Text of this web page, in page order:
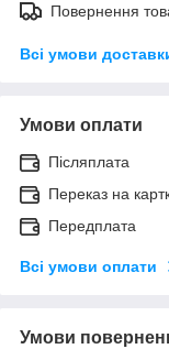
Повернення
Всі умови
Умови оплати
Післяплата
Переказ на
Передплата
Всі умови оплати
Умови